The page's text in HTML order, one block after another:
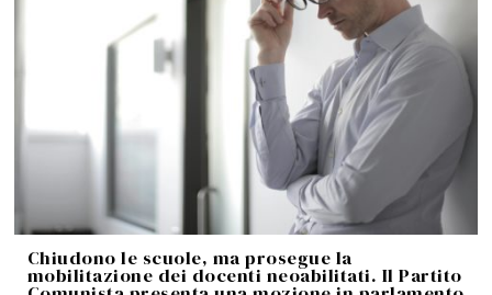
Chiudono le scuole, ma prosegue la
mobilitazione dei docenti neoabilitati. Il Partito